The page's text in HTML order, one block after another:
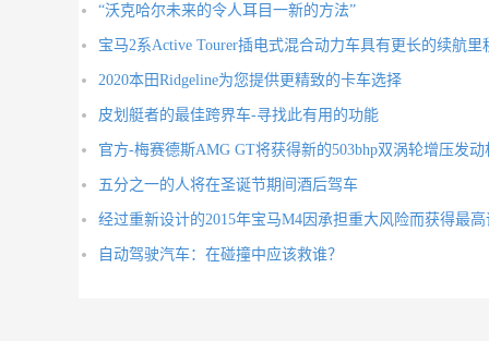
“沃克哈尔未来的令人耳目一新的方法”
宝马2系Active Tourer插电式混合动力车具有更长的续航里
2020本田Ridgeline为您提供更精致的卡车选择
皮划艇者的最佳跨界车-寻找此有用的功能
官方-梅赛德斯AMG GT将获得新的503bhp双涡轮增压发动
五分之一的人将在圣诞节期间酒后驾车
经过重新设计的2015年宝马M4因承担重大风险而获得最高
自动驾驶汽车：在碰撞中应该救谁？